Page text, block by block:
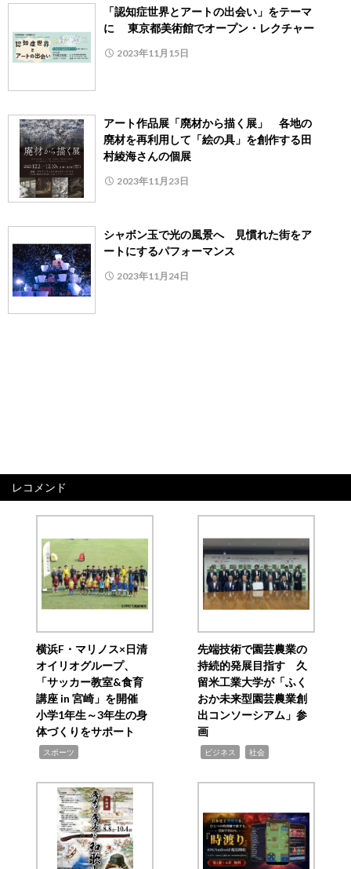
「認知症世界とアートの出会い」をテーマ
に 東京都美術館でオープン・レクチャー
2023年11月15日
アート作品展「廃材から描く展」 各地の
廃材を再利用して「絵の具」を創作する田
村綾海さんの個展
2023年11月23日
シャボン玉で光の風景へ 見慣れた街をア
ートにするパフォーマンス
2023年11月24日
レコメンド
横浜F・マリノス×日清
オイリオグループ、
「サッカー教室&食育
講座 in 宮崎」を開催
小学1年生～3年生の身
体づくりをサポート
スポーツ
先端技術で園芸農業の
持続的発展目指す 久
留米工業大学が「ふく
おか未来型園芸農業創
出コンソーシアム」参
画
ビジネス 社会